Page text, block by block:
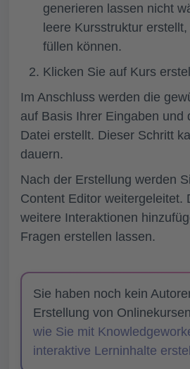
generieren lassen nicht
leere Kursstruktur
füllen können.
Klicken Sie auf Kurs
Im Anschluss werden die
auf Basis Ihrer Eingaben und
Datei erstellt. Dieser Schritt
dauern.
Nach der Erstellung werden
Content Editor weitergeleitet.
weitere Interaktionen
Fragen erstellen lassen.
Sie haben noch kein
Erstellung von
wie Sie mit
interaktive Lerninhalte